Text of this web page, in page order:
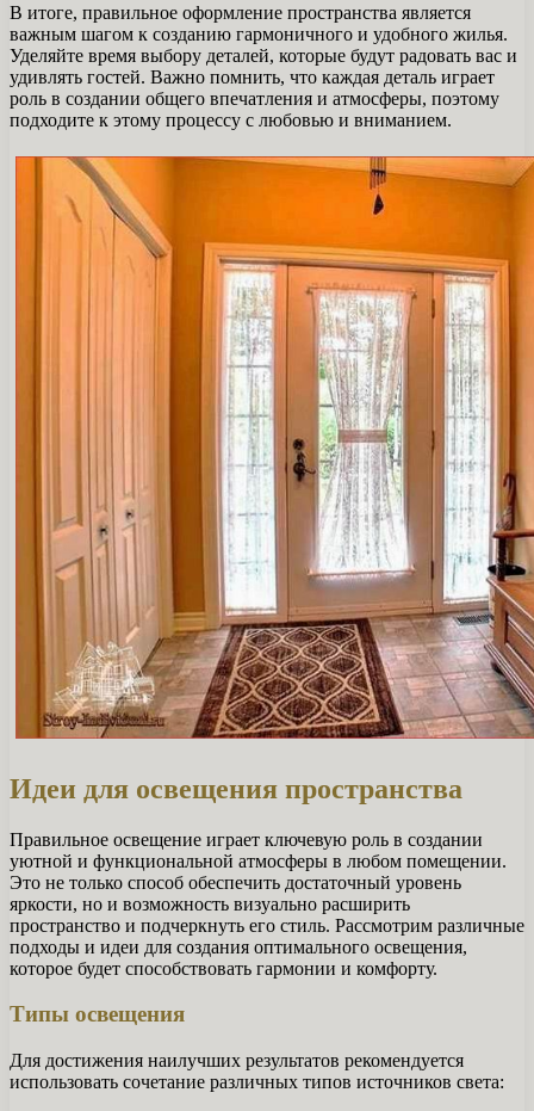
В итоге, правильное оформление пространства является
важным шагом к созданию гармоничного и удобного жилья.
Уделяйте время выбору деталей, которые будут радовать вас и
удивлять гостей. Важно помнить, что каждая деталь играет
роль в создании общего впечатления и атмосферы, поэтому
подходите к этому процессу с любовью и вниманием.
Идеи для освещения пространства
Правильное освещение играет ключевую роль в создании
уютной и функциональной атмосферы в любом помещении.
Это не только способ обеспечить достаточный уровень
яркости, но и возможность визуально расширить
пространство и подчеркнуть его стиль. Рассмотрим различные
подходы и идеи для создания оптимального освещения,
которое будет способствовать гармонии и комфорту.
Типы освещения
Для достижения наилучших результатов рекомендуется
использовать сочетание различных типов источников света: